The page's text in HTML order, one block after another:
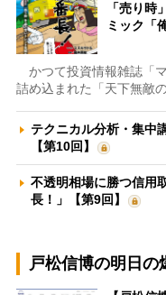
「売り
ミック「
かつて投資情報雑誌「
詰め込まれた「天下無敵
テクニカル分析・集中
【第10回】
不透明相場に勝つ信用
長！」【第9回】
戸松信博の明日の